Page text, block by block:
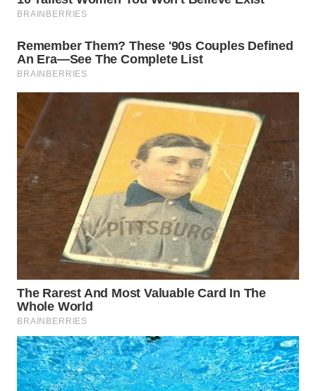
WAHANA
WAHANA
WAHANA
TV
WAHANANEWS
ID
WAHANANEWS
CO ID
WAHANANEWS
NET
SPORT
WAHANA